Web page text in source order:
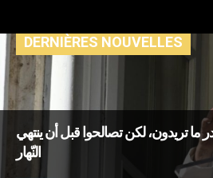
DERNIÈRES NOUVELLES
ما تريدون، لكن تصالحوا قبل أن ينتهي
النّهار